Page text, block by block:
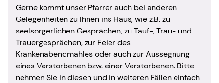
Gerne kommt unser Pfarrer auch bei anderen
Gelegenheiten zu Ihnen ins Haus, wie z.B. zu
seelsorgerlichen Gesprächen, zu Tauf-, Trau- und
Trauergesprächen, zur Feier des
Krankenabendmahles oder auch zur Aussegnung
eines Verstorbenen bzw. einer Verstorbenen. Bitte
nehmen Sie in diesen und in weiteren Fällen einfach